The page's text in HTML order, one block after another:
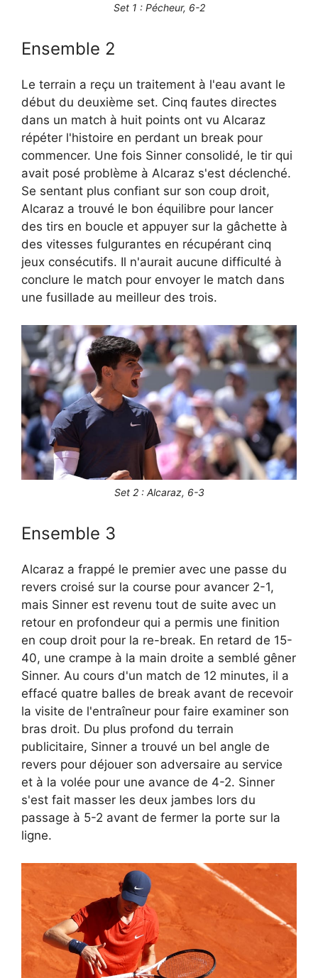
Set 1 : Pécheur, 6-2
Ensemble 2
Le terrain a reçu un traitement à l'eau avant le
début du deuxième set. Cinq fautes directes
dans un match à huit points ont vu Alcaraz
répéter l'histoire en perdant un break pour
commencer. Une fois Sinner consolidé, le tir qui
avait posé problème à Alcaraz s'est déclenché.
Se sentant plus confiant sur son coup droit,
Alcaraz a trouvé le bon équilibre pour lancer
des tirs en boucle et appuyer sur la gâchette à
des vitesses fulgurantes en récupérant cinq
jeux consécutifs. Il n'aurait aucune difficulté à
conclure le match pour envoyer le match dans
une fusillade au meilleur des trois.
Set 2 : Alcaraz, 6-3
Ensemble 3
Alcaraz a frappé le premier avec une passe du
revers croisé sur la course pour avancer 2-1,
mais Sinner est revenu tout de suite avec un
retour en profondeur qui a permis une finition
en coup droit pour la re-break. En retard de 15-
40, une crampe à la main droite a semblé gêner
Sinner. Au cours d'un match de 12 minutes, il a
effacé quatre balles de break avant de recevoir
la visite de l'entraîneur pour faire examiner son
bras droit. Du plus profond du terrain
publicitaire, Sinner a trouvé un bel angle de
revers pour déjouer son adversaire au service
et à la volée pour une avance de 4-2. Sinner
s'est fait masser les deux jambes lors du
passage à 5-2 avant de fermer la porte sur la
ligne.